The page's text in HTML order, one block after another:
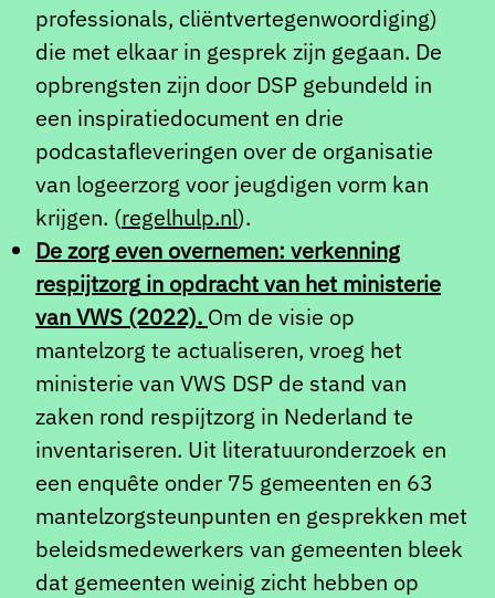
professionals, cliëntvertegenwoordiging)
die met elkaar in gesprek zijn gegaan. De
opbrengsten zijn door DSP gebundeld in
een inspiratiedocument en drie
podcastafleveringen over de organisatie
van logeerzorg voor jeugdigen vorm kan
krijgen. (regelhulp.nl).
De zorg even overnemen: verkenning
respijtzorg in opdracht van het ministerie
van VWS (2022). Om de visie op
mantelzorg te actualiseren, vroeg het
ministerie van VWS DSP de stand van
zaken rond respijtzorg in Nederland te
inventariseren. Uit literatuuronderzoek en
een enquête onder 75 gemeenten en 63
mantelzorgsteunpunten en gesprekken met
beleidsmedewerkers van gemeenten bleek
dat gemeenten weinig zicht hebben op